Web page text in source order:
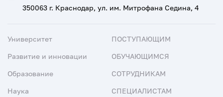
350063 г. Краснодар, ул. им. Митрофана Седина, 4
Университет
Развитие и инновации
Образование
Наука
ПОСТУПАЮЩИМ
ОБУЧАЮЩИМСЯ
СОТРУДНИКАМ
СПЕЦИАЛИСТАМ